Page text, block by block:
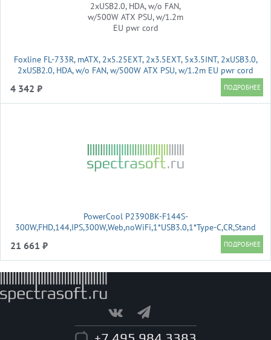
Foxline FL-733R, mATX, 2x5.25EXT, 2x3.5EXT, 5x3.5INT, 2xUSB3.0,
2xUSB2.0, HDA, w/o FAN, w/500W ATX PSU, w/1.2m EU pwr cord
4 342 ₽
PowerCool P2390BK-F144S-
300W,FHD,144,IPS,300W,Web,noWiFi,1*USB3.0,1*Type-C,CR,Stand
21 661 ₽